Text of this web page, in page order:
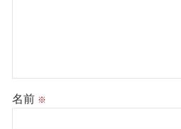
名前 ※